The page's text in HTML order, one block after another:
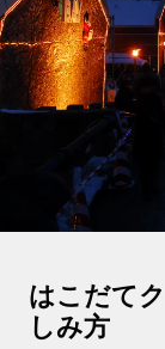
はこだて
しみ方